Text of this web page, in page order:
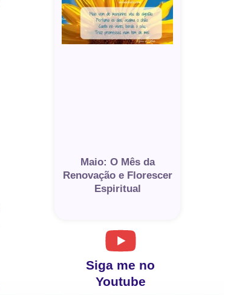
Maio: O Mês da
Renovação e Florescer
Espiritual
Siga me no
Youtube